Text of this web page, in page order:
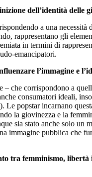
dell’identità delle
a una necessità
rappresentano gli
in termini di
emancipatori.
l’immagine e
che corrispondono a
consumatori ideali,
). Le popstar incarnano
la giovinezza e la
sia stato anche solo un
immagine pubblica che
tra femminismo,